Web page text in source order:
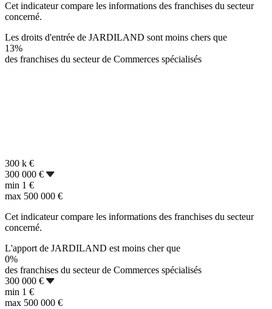
Cet indicateur compare les informations des franchises du secteur
concerné.
Les droits d'entrée de JARDILAND sont moins chers que
13%
des franchises du secteur de Commerces spécialisés
300 k €
300 000 €
min 1 €
max 500 000 €
Cet indicateur compare les informations des franchises du secteur
concerné.
L'apport de JARDILAND est moins cher que
0%
des franchises du secteur de Commerces spécialisés
300 000 €
min 1 €
max 500 000 €